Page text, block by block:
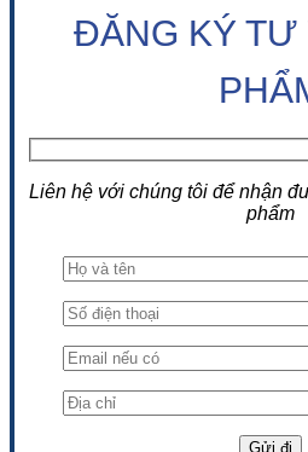
ĐĂNG KÝ TƯ
Liên hệ với chúng tôi để nhận
phẩm